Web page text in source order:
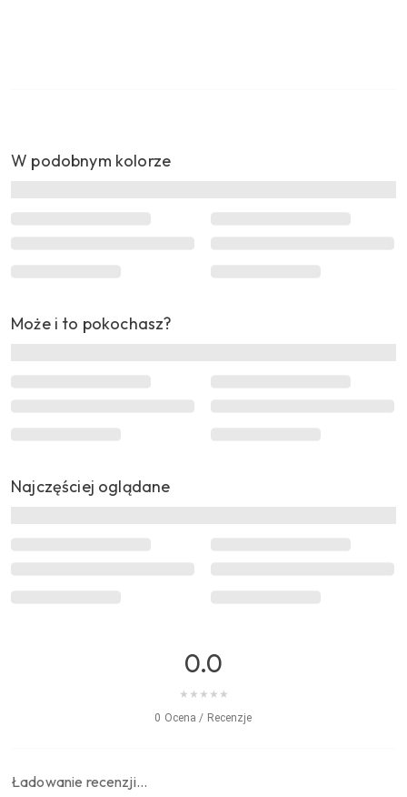
W podobnym kolorze
Może i to pokochasz?
Najczęściej oglądane
0.0
★ ★ ★ ★ ★
0 Ocena / Recenzje
Ładowanie recenzji…